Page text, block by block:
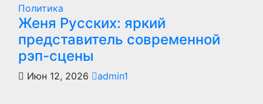
Политика
Женя Русских: яркий
представитель современной
рэп-сцены
Июн 12, 2026 admin1